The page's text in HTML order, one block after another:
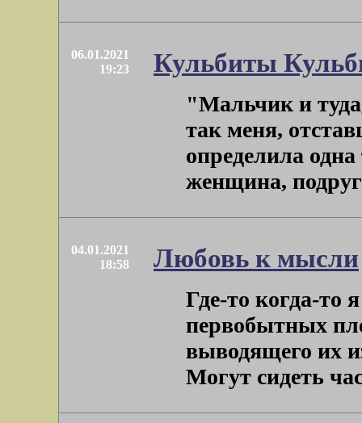
06.01.2021
19:23
Кульбиты
"Мальчик и
так меня,
определила
женщина,
04.01.2021
18:58
Любовь к мысли
Где-то когда-то
первобытных
выводящего их
Могут сидеть